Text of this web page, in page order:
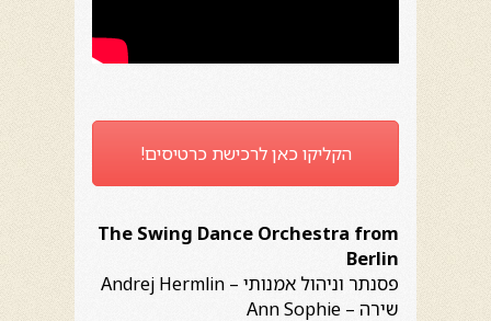
הקליקו כאן לרכישת כרטיסים!
The Swing Dance Orchestra from
Berlin
פסנתר וניהול אמנותי – Andrej Hermlin
שירה – Ann Sophie